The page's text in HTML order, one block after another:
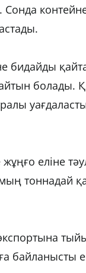
бидайды
болады.
еліне
тоннадай